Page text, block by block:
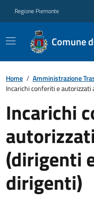
Regione Piemonte
Comune
Home / Amministrazione
Incarichi conferiti e autorizzati
Incarichi
(dirigenti
dirigenti)